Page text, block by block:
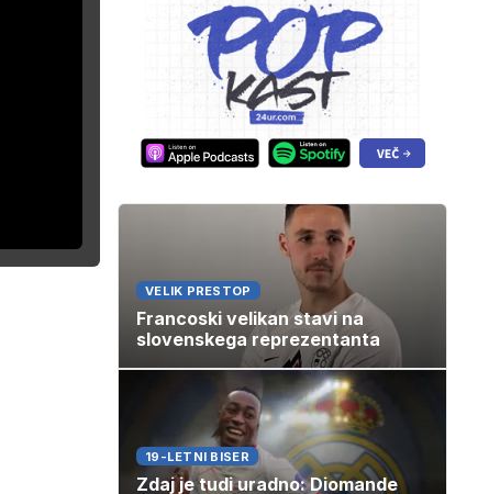
VELIK PRESTOP
Francoski velikan stavi na
slovenskega reprezentanta
19-LETNI BISER
Zdaj je tudi uradno: Diomande